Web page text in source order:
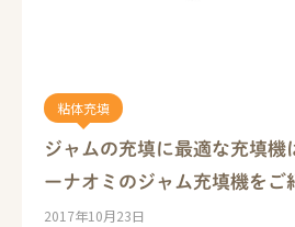
粘体充填
ジャムの充填に最適な充填機
ーナオミのジャム充填機をご
2017年10月23日